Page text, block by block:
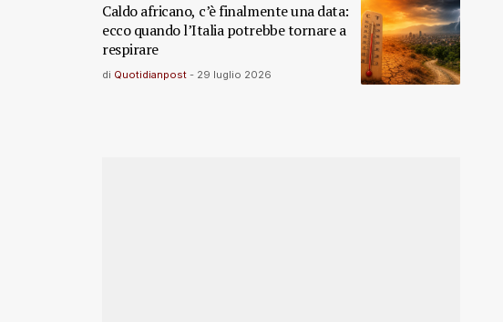
Caldo africano, c’è finalmente una data:
ecco quando l’Italia potrebbe tornare a
respirare
di Quotidianpost - 29 luglio 2026